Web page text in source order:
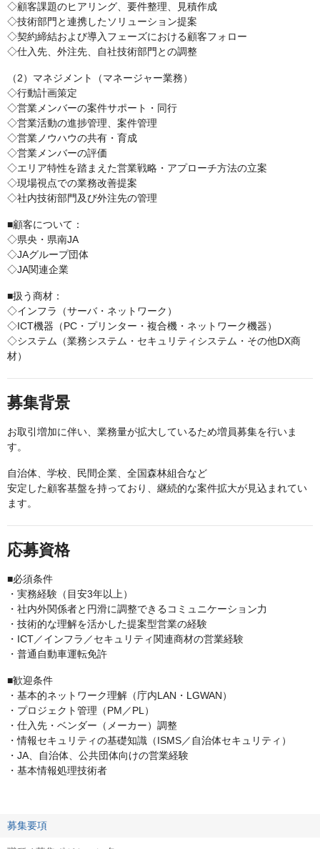
◇顧客課題のヒアリング、要件整理、見積作成
◇技術部門と連携したソリューション提案
◇契約締結および導入フェーズにおける顧客フォロー
◇仕入先、外注先、自社技術部門との調整
（2）マネジメント（マネージャー業務）
◇行動計画策定
◇営業メンバーの案件サポート・同行
◇営業活動の進捗管理、案件管理
◇営業ノウハウの共有・育成
◇営業メンバーの評価
◇エリア特性を踏まえた営業戦略・アプローチ方法の立案
◇現場視点での業務改善提案
◇社内技術部門及び外注先の管理
■顧客について：
◇県央・県南JA
◇JAグループ団体
◇JA関連企業
■扱う商材：
◇インフラ（サーバ・ネットワーク）
◇ICT機器（PC・プリンター・複合機・ネットワーク機器）
◇システム（業務システム・セキュリティシステム・その他DX商
材）
募集背景
お取引増加に伴い、業務量が拡大しているため増員募集を行いま
す。
自治体、学校、民間企業、全国森林組合など
安定した顧客基盤を持っており、継続的な案件拡大が見込まれてい
ます。
応募資格
■必須条件
・実務経験（目安3年以上）
・社内外関係者と円滑に調整できるコミュニケーション力
・技術的な理解を活かした提案型営業の経験
・ICT／インフラ／セキュリティ関連商材の営業経験
・普通自動車運転免許
■歓迎条件
・基本的ネットワーク理解（庁内LAN・LGWAN）
・プロジェクト管理（PM／PL）
・仕入先・ベンダー（メーカー）調整
・情報セキュリティの基礎知識（ISMS／自治体セキュリティ）
・JA、自治体、公共団体向けの営業経験
・基本情報処理技術者
募集要項